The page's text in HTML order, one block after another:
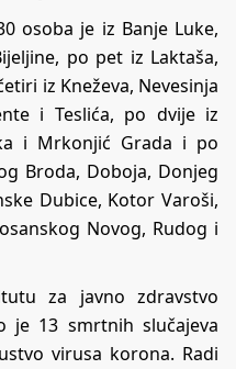
osoba je iz Banje Luke,
po pet iz Laktaša,
iz Kneževa, Nevesinja
i Teslića, po dvije iz
i Mrkonjić Grada i po
Broda, Doboja, Donjeg
Dubice, Kotor Varoši,
Novog, Rudog i
za javno zdravstvo
je 13 smrtnih slučajeva
virusa korona. Radi